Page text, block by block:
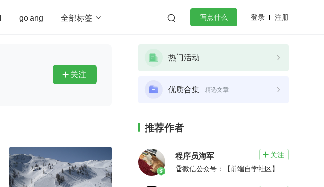
golang 全部标签   写点什么 登录 注册
redis
 关注
热门活动
优质合集 精选文章
推荐作者
程序员海军  关注
🏆微信公众号：【前端自学社区】